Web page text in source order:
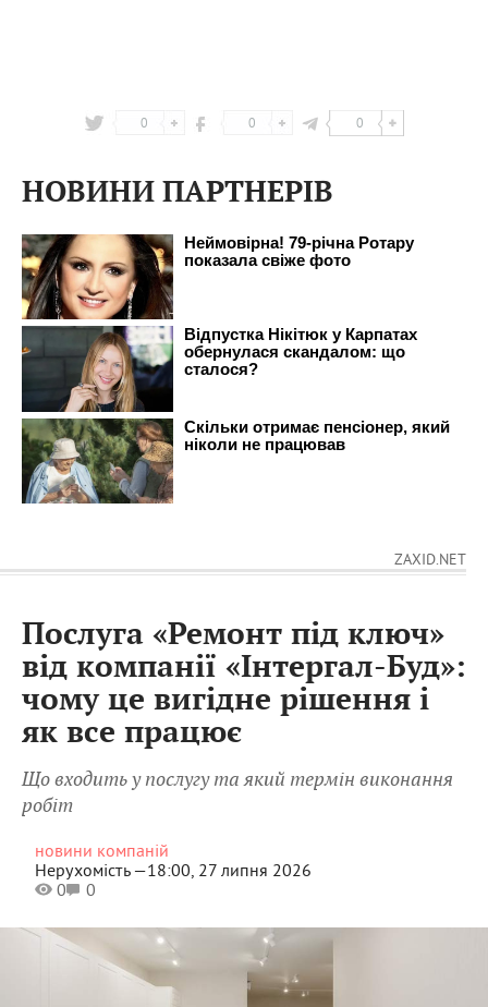
0 0 0
НОВИНИ ПАРТНЕРІВ
ZAXID.NET
Послуга «Ремонт під ключ»
від компанії «Інтергал-Буд»:
чому це вигідне рішення і
як все працює
Що входить у послугу та який термін виконання
робіт
новини компаній
Нерухомість —18:00, 27 липня 2026
0
0